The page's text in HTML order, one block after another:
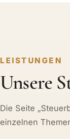
LEISTUNGEN
Unsere
Die Seite
einzelnen